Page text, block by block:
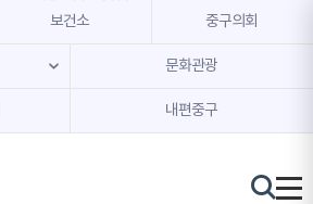
본문 내용 바로가기
주메뉴 바로가기
보건소 중구의회
문화관광
내편중구